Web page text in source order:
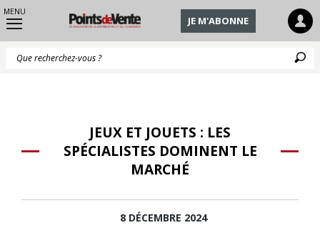
MENU
JE M'ABONNE
JEUX ET JOUETS : LES
SPÉCIALISTES DOMINENT LE
MARCHÉ
8 DÉCEMBRE 2024